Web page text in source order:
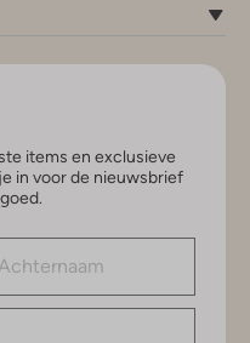
items en exclusieve
in voor de nieuwsbrief